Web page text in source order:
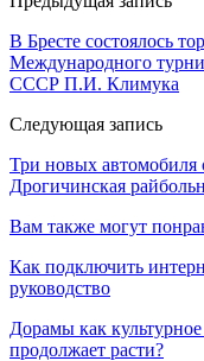
В Бресте состоялось
Международного
СССР П.И. Климука
Следующая запись
Три новых
Дрогичинская
Вам также могут
Как подключить
руководство
Дорамы как
продолжает расти?